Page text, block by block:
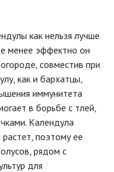
как нельзя лучше
менее эффектно он
совместив при
как и бархатцы,
иммунитета
в борьбе с тлей,
Календула
поэтому ее
рядом с
для